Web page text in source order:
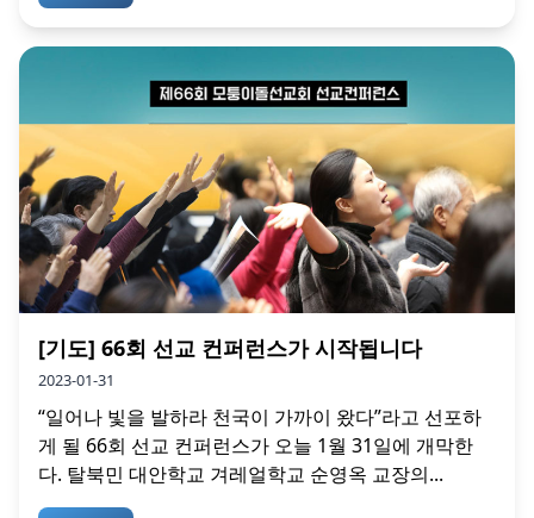
[기도] 66회 선교 컨퍼런스가 시작됩니다
2023-01-31
“일어나 빛을 발하라 천국이 가까이 왔다”라고 선포하
게 될 66회 선교 컨퍼런스가 오늘 1월 31일에 개막한
다. 탈북민 대안학교 겨레얼학교 순영옥 교장의...